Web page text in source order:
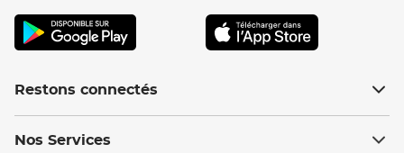
Restons connectés
Nos Services